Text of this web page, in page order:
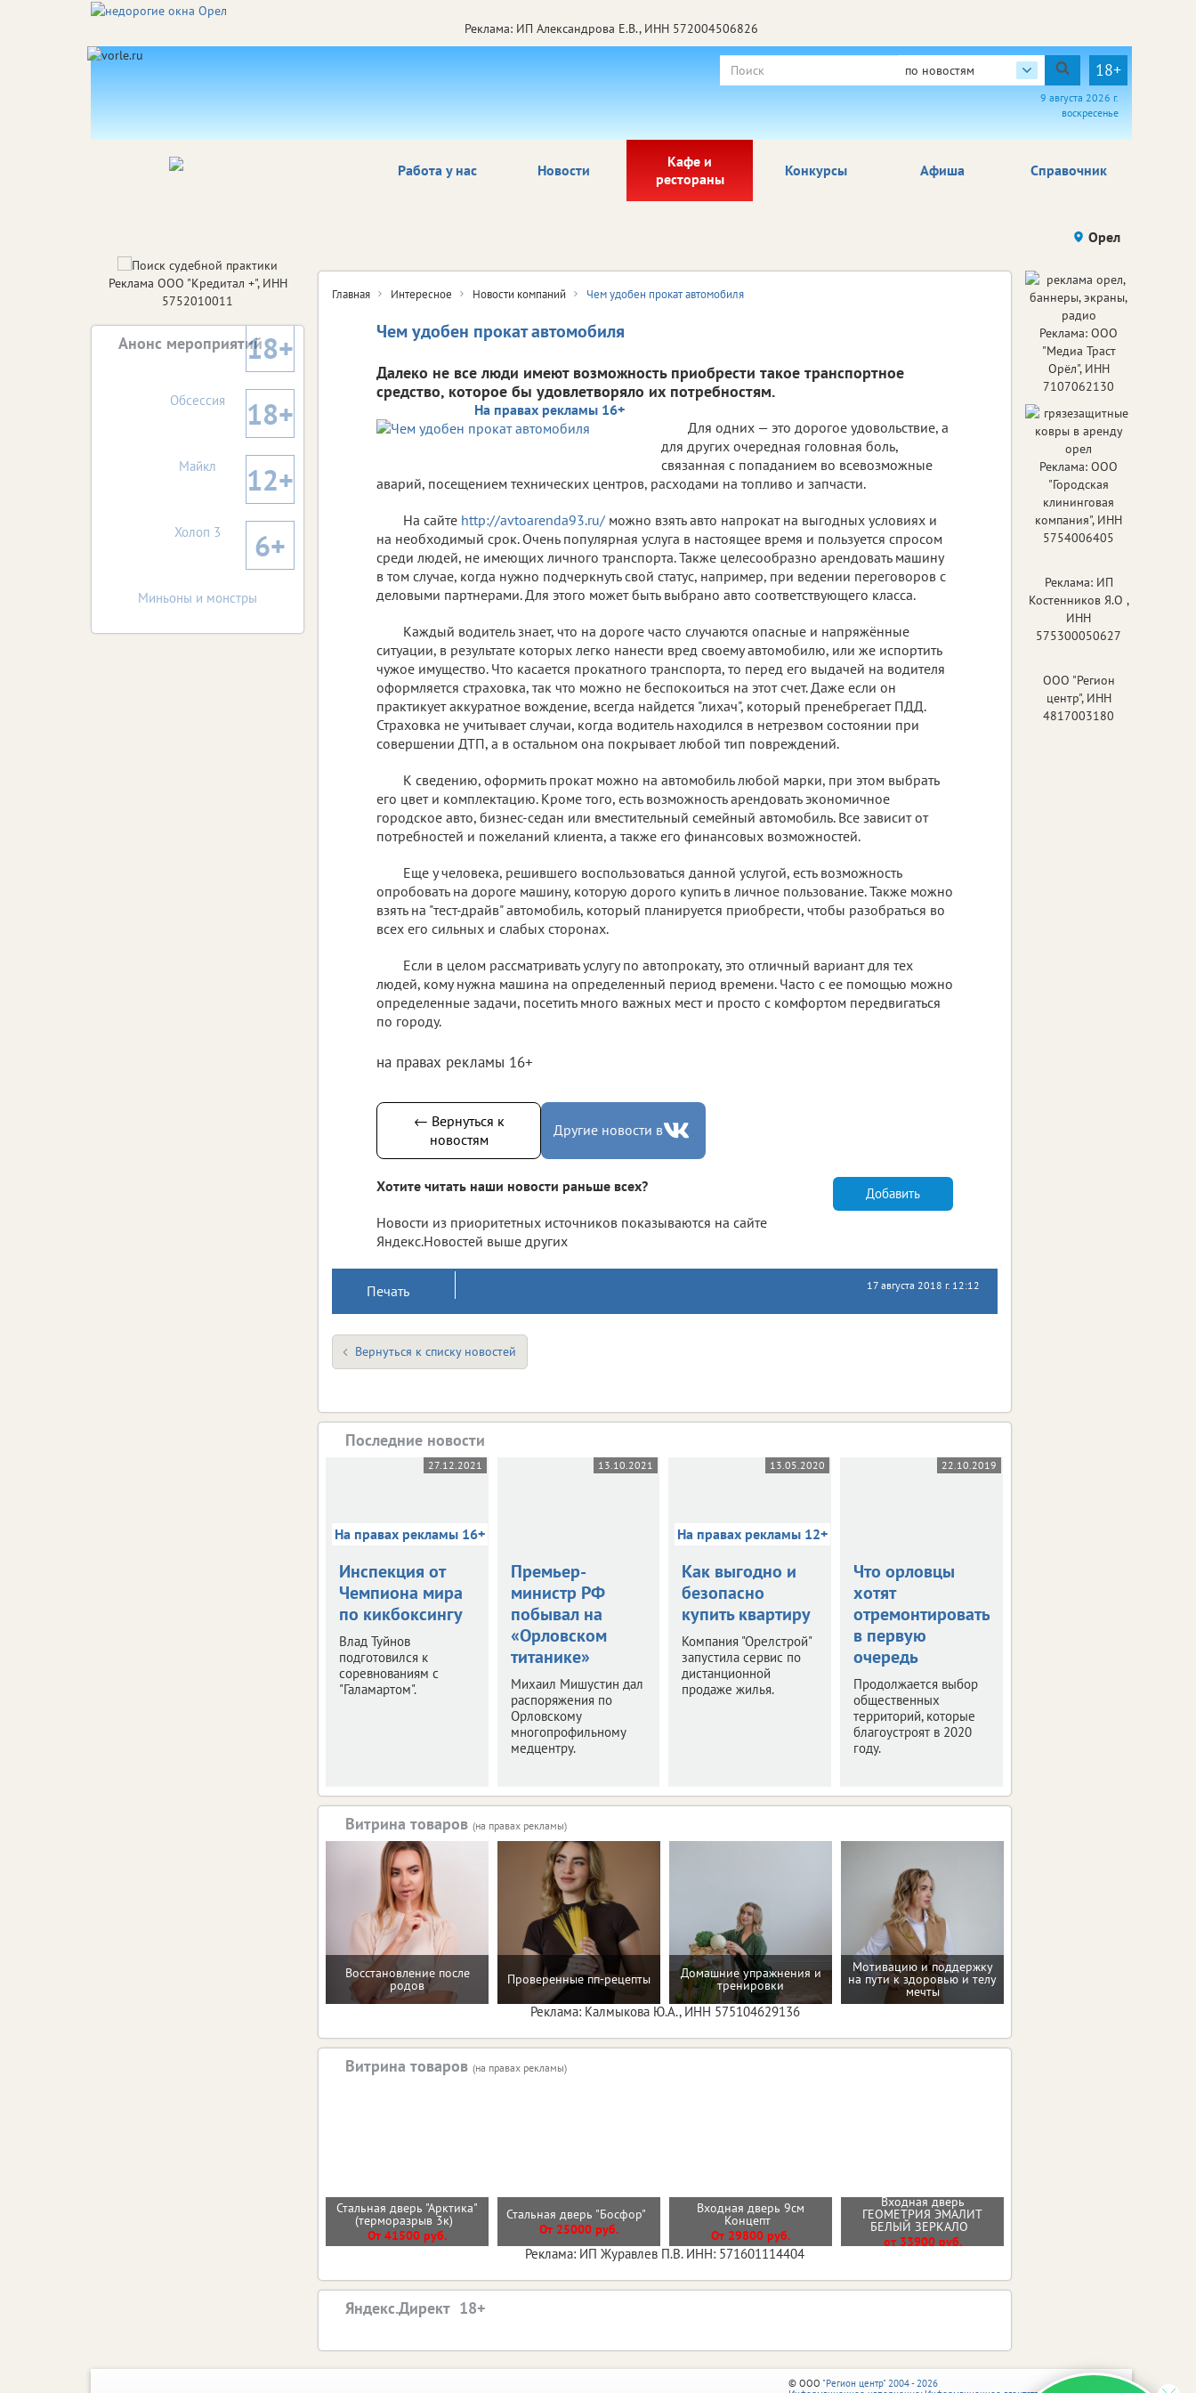
Реклама: ИП Александрова Е.В., ИНН 572004506826
по новостям 18+
9 августа 2026 г.
воскресенье
Работа у нас Новости
Кафе и
рестораны
Афиша Справочник
Конкурсы
Орел
Главная Интересное Новости компаний Чем удобен прокат автомобиля
Чем удобен прокат автомобиля
Далеко не все люди имеют возможность приобрести такое транспортное
средство, которое бы удовлетворяло их потребностям.
На правах рекламы 16+
Для одних — это дорогое удовольствие, а
для других очередная головная боль,
связанная с попаданием во всевозможные
аварий, посещением технических центров, расходами на топливо и запчасти.
На сайте http://avtoarenda93.ru/ можно взять авто напрокат на выгодных условиях и
на необходимый срок. Очень популярная услуга в настоящее время и пользуется спросом
среди людей, не имеющих личного транспорта. Также целесообразно арендовать машину
в том случае, когда нужно подчеркнуть свой статус, например, при ведении переговоров с
деловыми партнерами. Для этого может быть выбрано авто соответствующего класса.
Каждый водитель знает, что на дороге часто случаются опасные и напряжённые
ситуации, в результате которых легко нанести вред своему автомобилю, или же испортить
чужое имущество. Что касается прокатного транспорта, то перед его выдачей на водителя
оформляется страховка, так что можно не беспокоиться на этот счет. Даже если он
практикует аккуратное вождение, всегда найдется "лихач", который пренебрегает ПДД.
Страховка не учитывает случаи, когда водитель находился в нетрезвом состоянии при
совершении ДТП, а в остальном она покрывает любой тип повреждений.
К сведению, оформить прокат можно на автомобиль любой марки, при этом выбрать
его цвет и комплектацию. Кроме того, есть возможность арендовать экономичное
городское авто, бизнес-седан или вместительный семейный автомобиль. Все зависит от
потребностей и пожеланий клиента, а также его финансовых возможностей.
Еще у человека, решившего воспользоваться данной услугой, есть возможность
опробовать на дороге машину, которую дорого купить в личное пользование. Также можно
взять на "тест-драйв" автомобиль, который планируется приобрести, чтобы разобраться во
всех его сильных и слабых сторонах.
Если в целом рассматривать услугу по автопрокату, это отличный вариант для тех
людей, кому нужна машина на определенный период времени. Часто с ее помощью можно
определенные задачи, посетить много важных мест и просто с комфортом передвигаться
по городу.
на правах рекламы 16+
← Вернуться к
новостям
Другие новости в
Хотите читать наши новости раньше всех?
Новости из приоритетных источников показываются на сайте
Яндекс.Новостей выше других
Добавить
Печать 17 августа 2018 г. 12:12
Вернуться к списку новостей
Последние новости
27.12.2021
На правах рекламы 16+
Инспекция от
Чемпиона мира
по кикбоксингу
Влад Туйнов
подготовился к
соревнованиям с
"Галамартом".
13.10.2021
Премьер-
министр РФ
побывал на
«Орловском
титанике»
Михаил Мишустин дал
распоряжения по
Орловскому
многопрофильному
медцентру.
13.05.2020
На правах рекламы 12+
Как выгодно и
безопасно
купить квартиру
Компания "Орелстрой"
запустила сервис по
дистанционной
продаже жилья.
22.10.2019
Что орловцы
хотят
отремонтировать
в первую
очередь
Продолжается выбор
общественных
территорий, которые
благоустроят в 2020
году.
Витрина товаров (на правах рекламы)
Восстановление после
родов Проверенные пп-рецепты Домашние упражнения и
тренировки
Мотивацию и поддержку
на пути к здоровью и телу
мечты
Реклама: Калмыкова Ю.А., ИНН 575104629136
Витрина товаров (на правах рекламы)
Стальная дверь "Арктика"
(терморазрыв 3к)
От 41500 руб.
Стальная дверь "Босфор"
От 25000 руб.
Входная дверь 9см
Концепт
От 29800 руб.
Входная дверь
ГЕОМЕТРИЯ ЭМАЛИТ
БЕЛЫЙ ЗЕРКАЛО
от 33900 руб.
Реклама: ИП Журавлев П.В. ИНН: 571601114404
Яндекс.Директ
Реклама ООО "Кредитал +", ИНН
5752010011
Анонс мероприятий18+
Обсессия 18+
Майкл 12+
Холоп 3 6+
Миньоны и монстры
Реклама: ООО
"Медиа Траст
Орёл", ИНН
7107062130
Реклама: ООО
"Городская
клининговая
компания", ИНН
5754006405
Реклама: ИП
Костенников Я.О ,
ИНН
575300050627
ООО "Регион
центр", ИНН
4817003180
© ООО "Регион центр" 2004 - 2026